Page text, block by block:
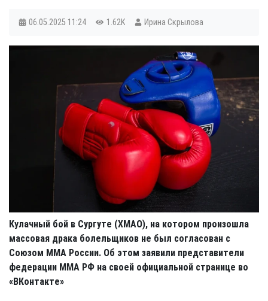
06.05.2025 11:24 1.62K Ирина Скрылова
Кулачный бой в Сургуте (ХМАО), на котором произошла
массовая драка болельщиков не был согласован с
Союзом ММА России. Об этом заявили представители
федерации ММА РФ на своей официальной странице во
«ВКонтакте»